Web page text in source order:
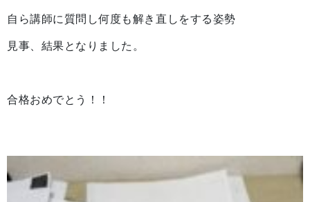
自ら講師に質問し何度も解き直しをする姿勢
見事、結果となりました。
合格おめでとう！！